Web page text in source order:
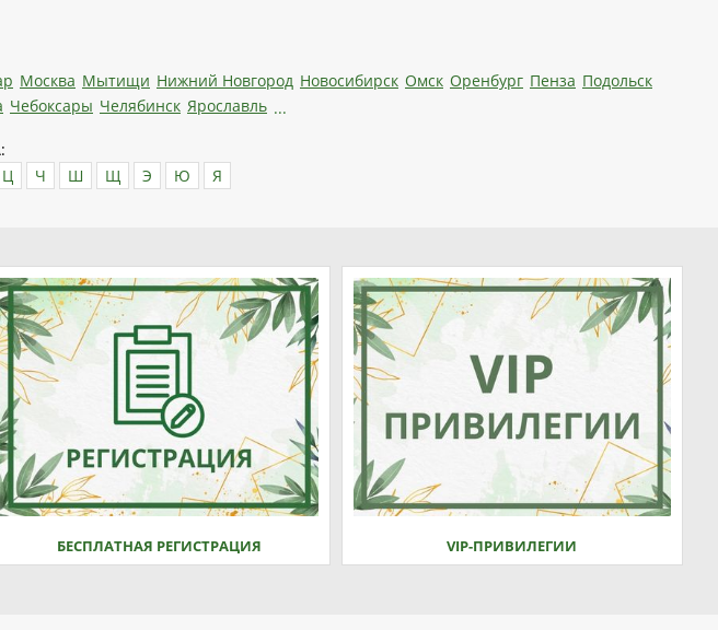
Москва Мытищи Нижний Новгород Новосибирск Омск Оренбург Пенза Подольск
Чебоксары Челябинск Ярославль ...
Ц Ч Ш Щ Э Ю Я
БЕСПЛАТНАЯ РЕГИСТРАЦИЯ VIP-ПРИВИЛЕГИИ